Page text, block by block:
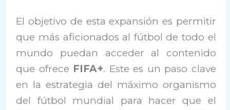
El objetivo de esta expansión es permitir
que más aficionados al fútbol de todo el
mundo puedan acceder al contenido
que ofrece FIFA+. Este es un paso clave
en la estrategia del máximo organismo
del fútbol mundial para hacer que el